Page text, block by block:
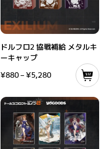
ドルフロ2 協戦補給 メタルキ
ーキャップ
¥880–¥5,280